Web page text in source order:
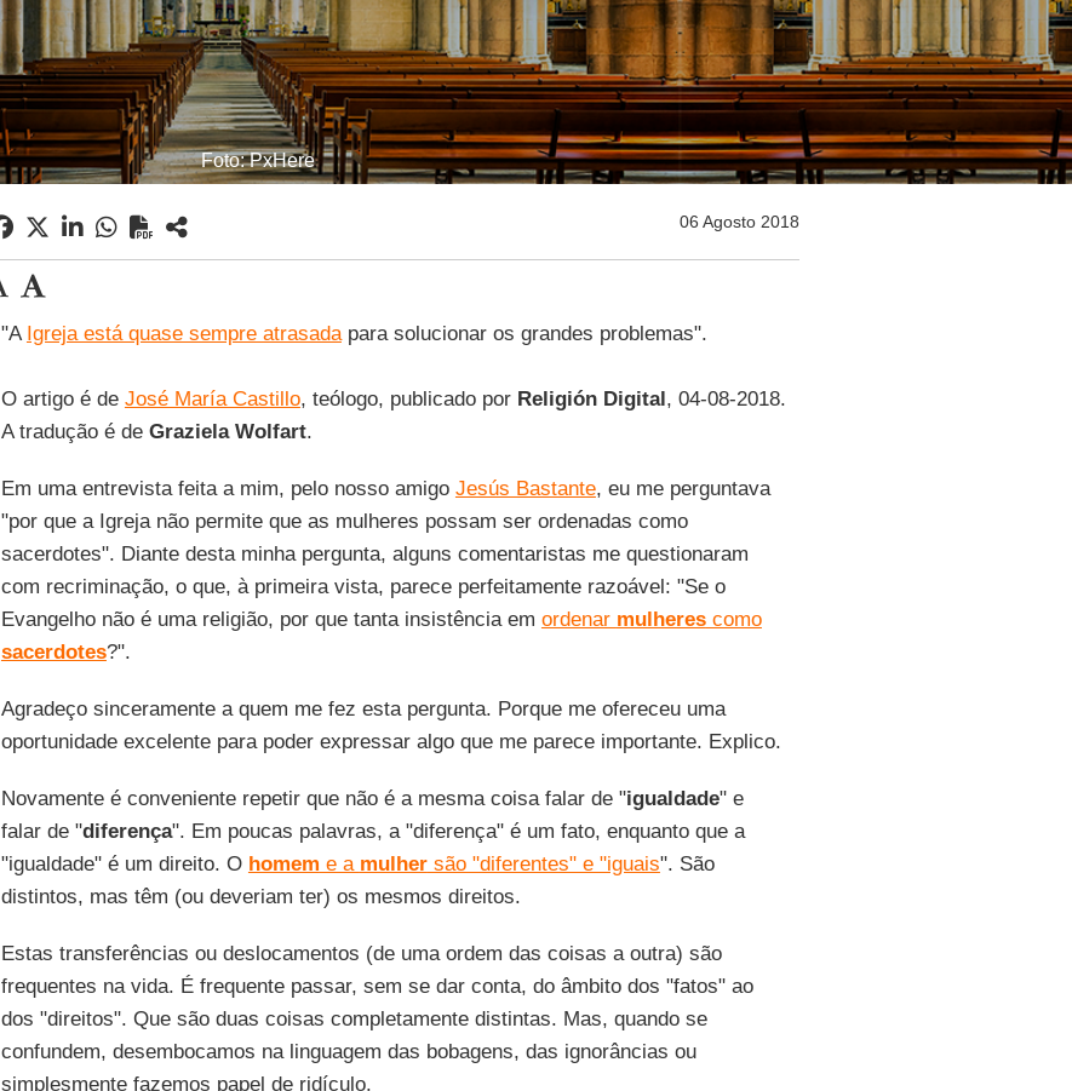
Foto: PxHere
06 Agosto 2018
"A Igreja está quase sempre atrasadapara solucionar os grandes problemas".
O artigo é de José María Castillo, teólogo, publicado por Religión Digital, 04-08-2018.
A tradução é de Graziela Wolfart.
Em uma entrevista feita a mim, pelo nosso amigo Jesús Bastante, eu me perguntava
"por que a Igreja não permite que as mulheres possam ser ordenadas como
sacerdotes". Diante desta minha pergunta, alguns comentaristas me questionaram
com recriminação, o que, à primeira vista, parece perfeitamente razoável: "Se o
Evangelho não é uma religião, por que tanta insistência em ordenar mulherescomo
sacerdotes?".
Agradeço sinceramente a quem me fez esta pergunta. Porque me ofereceu uma
oportunidade excelente para poder expressar algo que me parece importante. Explico.
Novamente é conveniente repetir que não é a mesma coisa falar de "igualdade" e
falar de "diferença". Em poucas palavras, a "diferença" é um fato, enquanto que a
"igualdade" é um direito. O homem e a mulhersão "diferentes" e "iguais". São
distintos, mas têm (ou deveriam ter) os mesmos direitos.
Estas transferências ou deslocamentos (de uma ordem das coisas a outra) são
frequentes na vida. É frequente passar, sem se dar conta, do âmbito dos "fatos" ao
dos "direitos". Que são duas coisas completamente distintas. Mas, quando se
confundem, desembocamos na linguagem das bobagens, das ignorâncias ou
simplesmente fazemos papel de ridículo.